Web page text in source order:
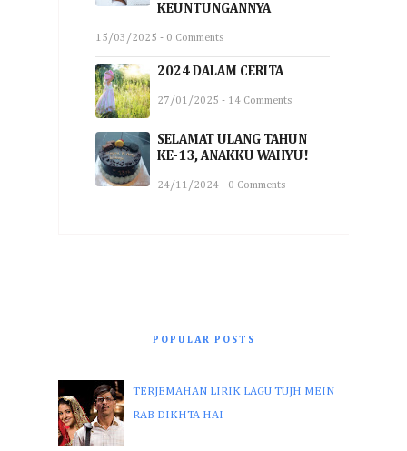
KEUNTUNGANNYA
15/03/2025 - 0 Comments
2024 DALAM CERITA
27/01/2025 - 14 Comments
SELAMAT ULANG TAHUN
KE-13, ANAKKU WAHYU!
24/11/2024 - 0 Comments
POPULAR POSTS
TERJEMAHAN LIRIK LAGU TUJH MEIN
RAB DIKHTA HAI